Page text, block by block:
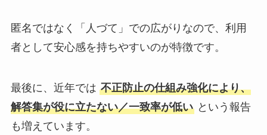
匿名ではなく「人づて」での広がりなので、利用
者として安心感を持ちやすいのが特徴です。
最後に、近年では 不正防止の仕組み強化により、
解答集が役に立たない／一致率が低いという報告
も増えています。